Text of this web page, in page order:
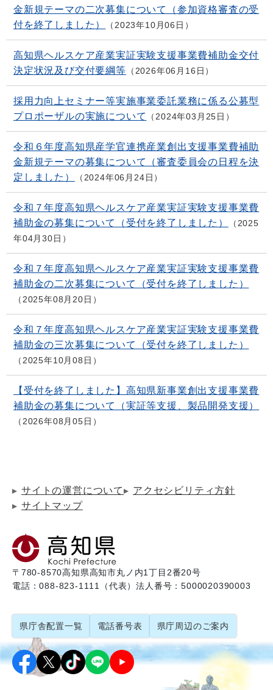
金新規テーマの二次募集について（参加資格審査の受
付を終了しました）
2023年10月06日
高知県ヘルスケア産業実証実験支援事業費補助金交付
決定状況及び交付要綱等
2026年06月16日
採用力向上セミナー等実施事業委託業務に係る公募型
プロポーザルの実施について
2024年03月25日
令和６年度高知県産学官連携産業創出支援事業費補助
金新規テーマの募集について（審査委員会の日程を決
定しました）
2024年06月24日
令和７年度高知県ヘルスケア産業実証実験支援事業費
補助金の募集について（受付を終了しました）
2025
年04月30日
令和７年度高知県ヘルスケア産業実証実験支援事業費
補助金の二次募集について（受付を終了しました）
2025年08月20日
令和７年度高知県ヘルスケア産業実証実験支援事業費
補助金の三次募集について（受付を終了しました）
2025年10月08日
【受付を終了しました】高知県新事業創出支援事業費
補助金の募集について（実証等支援、製品開発支援）
2026年08月05日
サイトの運営について
アクセシビリティ方針
サイトマップ
〒780-8570高知県高知市丸ノ内1丁目2番20号
電話：088-823-1111（代表）法人番号：5000020390003
県庁舎配置一覧 電話番号表 県庁周辺のご案内